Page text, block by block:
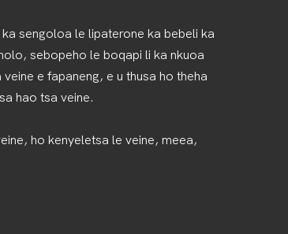
sengoloa le lipaterone ka bebeli ka
sebopeho le boqapi li ka nkuoa
e fapaneng, e u thusa ho theha
hao tsa veine.
ho kenyeletsa le veine, meea,